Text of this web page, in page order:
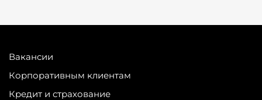
Вакансии
Корпоративным клиентам
Кредит и страхование